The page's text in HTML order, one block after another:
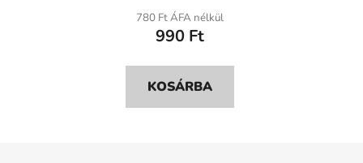
780 Ft ÁFA nélkül
990 Ft
KOSÁRBA